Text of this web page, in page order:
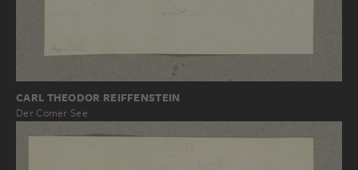
CARL THEODOR REIFFENSTEIN
Der Comer See